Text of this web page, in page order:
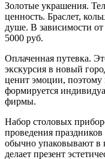
Золотые украшения.
ценность. Браслет,
душе. В зависимости от
5000 руб.
Оплаченная путевка.
экскурсия в новый
ценит эмоции, поэтому
формируется
фирмы.
Набор столовых
проведения
обычно упаковывают в
делает презент